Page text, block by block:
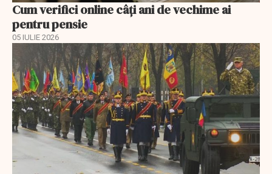
Cum verifici online câți ani de vechime ai
pentru pensie
05 IULIE 2026